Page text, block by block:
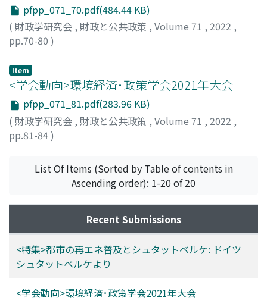
pfpp_071_70.pdf(484.44 KB)
( 財政学研究会 , 財政と公共政策 , Volume 71 , 2022 ,
pp.70-80 )
Item
<学会動向>環境経済･政策学会2021年大会
pfpp_071_81.pdf(283.96 KB)
( 財政学研究会 , 財政と公共政策 , Volume 71 , 2022 ,
pp.81-84)
List Of Items (Sorted by Table of contents in
Ascending order): 1-20 of 20
Recent Submissions
<特集>都市の再エネ普及とシュタットベルケ: ドイツ
シュタットベルケより
<学会動向>環境経済･政策学会2021年大会